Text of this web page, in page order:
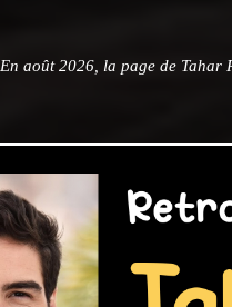
En août 2026, la page de Tahar